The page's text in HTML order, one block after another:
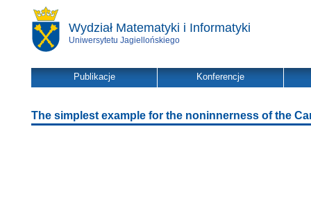
Wydział Matematyki i Informatyki
Uniwersytetu Jagiellońskiego
Publikacje Konferencje
The simplest example for the noninnerness of the